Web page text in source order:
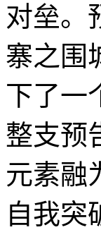
对垒。
寨之围
下了一
整支预
元素融
自我突